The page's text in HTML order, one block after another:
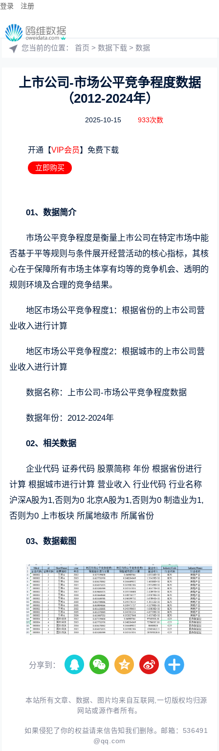
登录 注册
您当前的位置：首页 >数据下载 >数据
上市公司-市场公平竞争程度数据
（2012-2024年）
2025-10-15 933次数
开通【VIP会员】免费下载
立即购买
01、数据简介
市场公平竞争程度是衡量上市公司在特定市场中能
否基于平等规则与条件展开经营活动的核心指标，其核
心在于保障所有市场主体享有均等的竞争机会、透明的
规则环境及合理的竞争结果。
地区市场公平竞争程度1：根据省份的上市公司营
业收入进行计算
地区市场公平竞争程度2：根据城市的上市公司营
业收入进行计算
数据名称：上市公司-市场公平竞争程度数据
数据年份：2012-2024年
02、相关数据
企业代码 证券代码 股票简称 年份 根据省份进行
计算 根据城市进行计算 营业收入 行业代码 行业名称
沪深A股为1,否则为0 北京A股为1,否则为0 制造业为1,
否则为0 上市板块 所属地级市 所属省份
03、数据截图
分享到：
本站所有文章、数据、图片均来自互联网,一切版权均归源
网站或源作者所有。
如果侵犯了你的权益请来信告知我们删除。邮箱： 536491
@qq.com